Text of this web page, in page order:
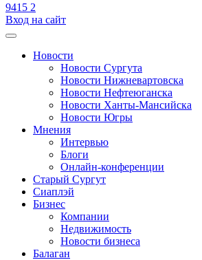
9415 2
Вход на сайт
Новости
Новости Сургута
Новости Нижневартовска
Новости Нефтеюганска
Новости Ханты-Мансийска
Новости Югры
Мнения
Интервью
Блоги
Онлайн-конференции
Старый Сургут
Сиаплэй
Бизнес
Компании
Недвижимость
Новости бизнеса
Балаган